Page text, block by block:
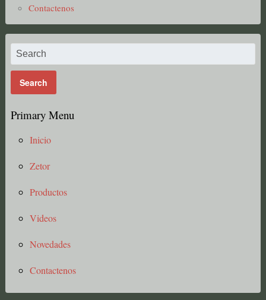
Contactenos
Primary Menu
Inicio
Zetor
Productos
Videos
Novedades
Contactenos